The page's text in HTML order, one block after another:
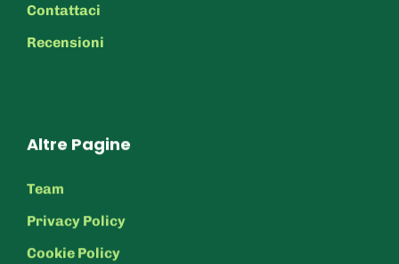
Contattaci
Recensioni
Altre Pagine
Team
Privacy Policy
Cookie Policy